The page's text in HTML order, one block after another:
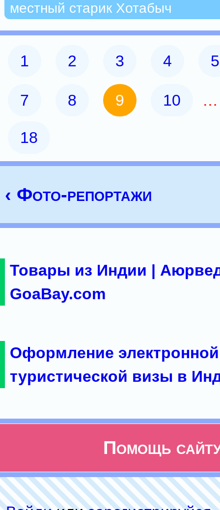
местный старик Хотабыч
1 2 3 4 5
7 8 9 10
18
‹ Фото-репортажи
Товары из Индии |
GoaBay.com
Оформление электронной
туристической визы в
Помощь